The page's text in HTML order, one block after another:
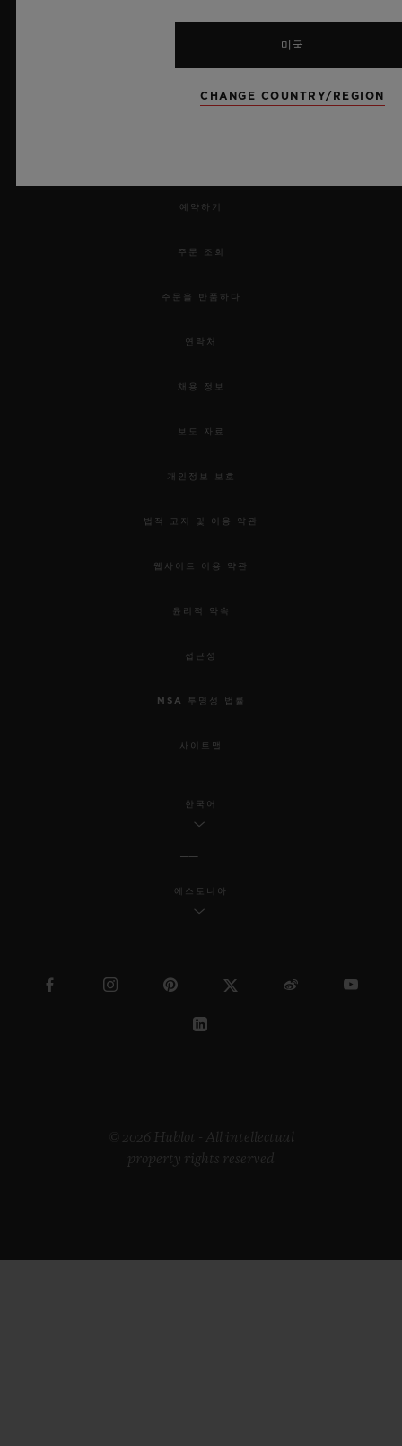
예약하기
주문 조회
주문을 반품하다
연락처
채용 정보
보도 자료
개인정보 보호
법적 고지 및 이용 약관
웹사이트 이용 약관
윤리적 약속
접근성
MSA 투명성 법률
사이트맵
한국어
에스토니아
© 2026 Hublot - All intellectual
property rights reserved
미국
CHANGE COUNTRY/REGION